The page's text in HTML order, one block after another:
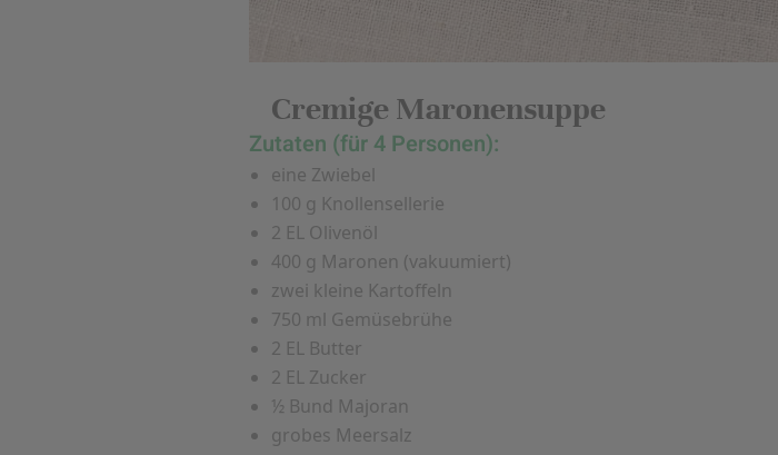
Cremige Maronensuppe
Zutaten (für 4 Personen):
eine Zwiebel
100 g Knollensellerie
2 EL Olivenöl
400 g Maronen (vakuumiert)
zwei kleine Kartoffeln
750 ml Gemüsebrühe
2 EL Butter
2 EL Zucker
½ Bund Majoran
grobes Meersalz